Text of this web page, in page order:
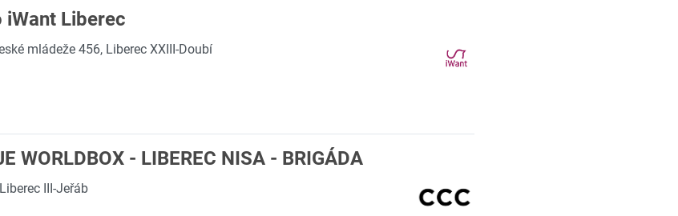
Liberec
mládeže 456, Liberec XXIII-Doubí
WORLDBOX - LIBEREC NISA - BRIGÁDA
III-Jeřáb